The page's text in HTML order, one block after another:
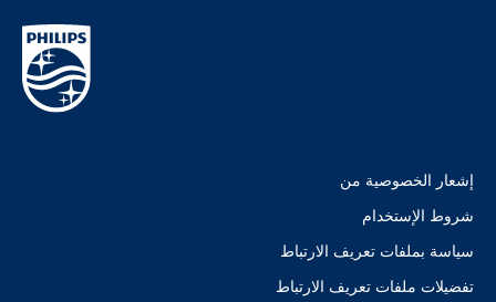
إشعار الخصوصية من
شروط الإستخدام
سياسة بملفات تعريف الارتباط
تفضيلات ملفات تعريف الارتباط